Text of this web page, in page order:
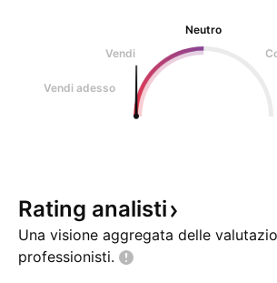
Neutro
Vendi
Vendi adesso
Rating analisti
Una visione aggregata delle
professionisti.